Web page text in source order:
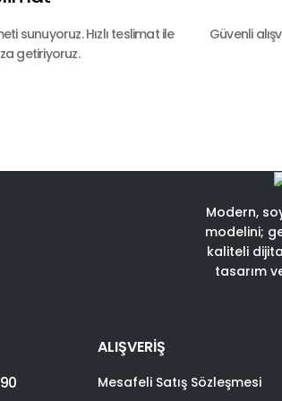
sunuyoruz. Hızlı teslimat ile
getiriyoruz.
Güvenli
Modern,
modelini;
kaliteli
tasarım
ALIŞVERİŞ
Mesafeli Satış Sözleşmesi